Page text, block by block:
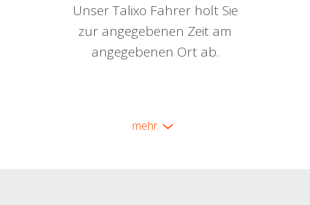
Unser Talixo Fahrer holt Sie
zur angegebenen Zeit am
angegebenen Ort ab.
mehr